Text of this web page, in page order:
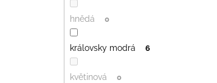
hnědá 0
královsky modrá 6
květinová 0